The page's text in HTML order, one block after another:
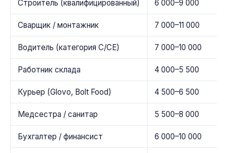
Строитель (квалифицированный) 6 000–9 000
Сварщик / монтажник 7 000–11 000
Водитель (категория C/CE) 7 000–10 000
Работник склада 4 000–5 500
Курьер (Glovo, Bolt Food) 4 500–6 500
Медсестра / санитар 5 500–8 000
Бухгалтер / финансист 6 000–10 000